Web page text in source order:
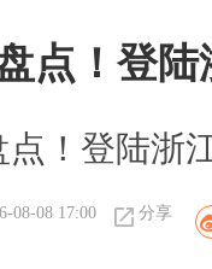
点！登
点！登陆浙
08-08 17:00 分享